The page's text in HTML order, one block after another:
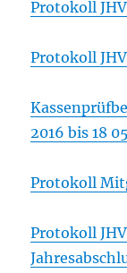
Protokoll
Protokoll
2016 bis 18 05
Protokoll
Protokoll